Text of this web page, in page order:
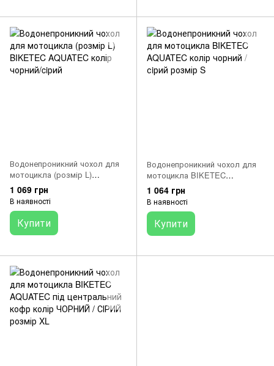
Водонепроникний чохол для
мотоцикла (розмір L)
BIKETEC AQUATEC колір
чорний/ciрий
1 069 грн
В наявності
Купити
Водонепроникний чохол для
мотоцикла BIKETEC
AQUATEC колір чорний / сiрий
розмір S
1 064 грн
В наявності
Купити